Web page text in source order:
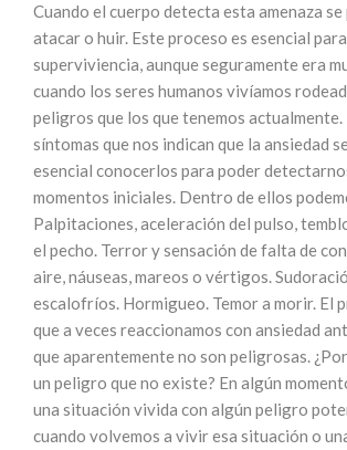
Cuando el cuerpo detecta esta amenaza
atacar o huir. Este proceso es esencial
superviviencia, aunque seguramente era
cuando los seres humanos vivíamos
peligros que los que tenemos actualmente.
síntomas que nos indican que la ansiedad
esencial conocerlos para poder
momentos iniciales. Dentro de ellos
Palpitaciones, aceleración del pulso,
el pecho. Terror y sensación de falta de
aire, náuseas, mareos o vértigos.
escalofríos. Hormigueo. Temor a morir. El
que a veces reaccionamos con ansiedad
que aparentemente no son peligrosas.
un peligro que no existe? En algún
una situación vivida con algún peligro
cuando volvemos a vivir esa situación o